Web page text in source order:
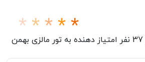
37 نفر امتیاز دهنده به تور مالزی بهمن